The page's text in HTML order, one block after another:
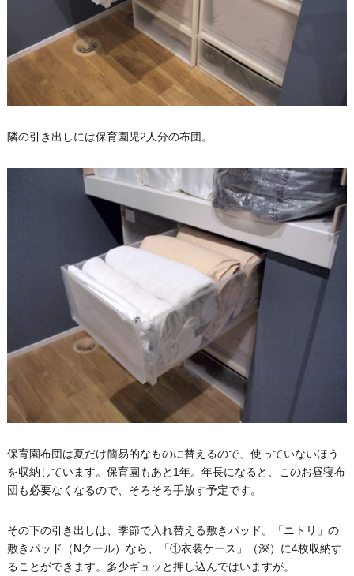
隣の引き出しには保育園児2人分の布団。
保育園布団は夏だけ簡易的なものに替えるので、使っていないほう
を収納しています。保育園もあと1年。年長になると、このお昼寝布
団も必要なくなるので、そろそろ手放す予定です。
その下の引き出しは、季節で入れ替える敷きパッド。「ニトリ」の
敷きパッド（Nクール）なら、「①衣装ケース」（深）に4枚収納す
ることができます。多少ギュッと押し込んではいますが。